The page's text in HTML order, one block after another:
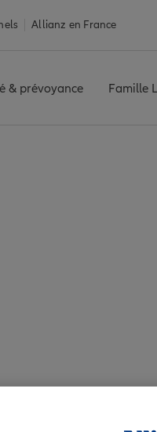
Allianz en France
& prévoyance Famille
à Roubaix